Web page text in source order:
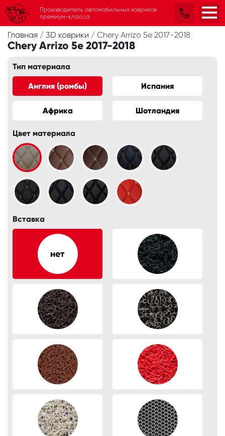
Главная / 3D коврики / Chery Arrizo 5e 2017-2018
Chery Arrizo 5e 2017-2018
Тип материала
Англия (ромбы) Испания
Африка Шотландия
Цвет материала
Вставка
Производитель автомобильных ковриков
премиум-класса